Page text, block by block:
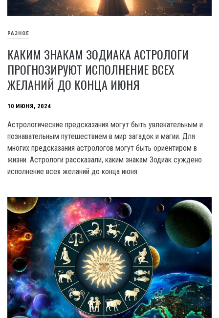
РАЗНОЕ
КАКИМ ЗНАКАМ ЗОДИАКА АСТРОЛОГИ
ПРОГНОЗИРУЮТ ИСПОЛНЕНИЕ ВСЕХ
ЖЕЛАНИЙ ДО КОНЦА ИЮНЯ
10 ИЮНЯ, 2024
Астрологические предсказания могут быть увлекательным и
познавательным путешествием в мир загадок и магии. Для
многих предсказания астрологов могут быть ориентиром в
жизни. Астрологи рассказали, каким знакам Зодиак суждено
исполнение всех желаний до конца июня.